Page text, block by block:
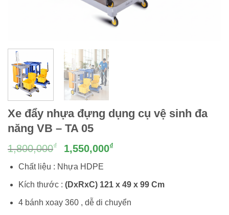
Xe đẩy nhựa đựng dụng cụ vệ sinh đa
năng VB – TA 05
1,800,000₫
Giá
là:
1,800,000₫.
1,550,000₫
là:
1,550,000₫.
Chất liệu : Nhựa HDPE
Kích thước : (DxRxC) 121 x 49 x 99 Cm
4 bánh xoay 360 , dễ di chuyển